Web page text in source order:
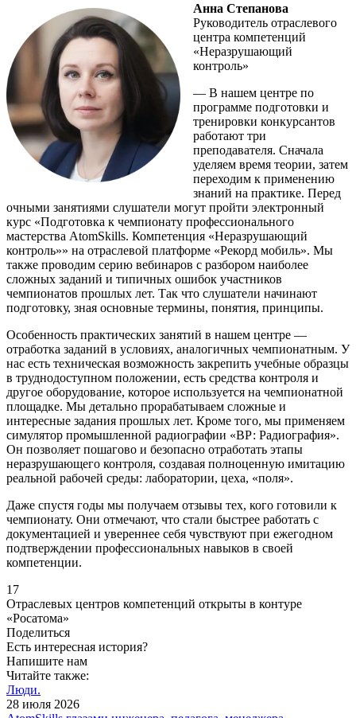
Анна Степанова
Руководитель отраслевого
центра компетенций
«Неразрушающий
контроль»
— В нашем центре по
программе подготовки и
тренировки конкурсантов
работают три
преподавателя. Сначала
уделяем время теории, затем
переходим к применению
знаний на практике. Перед
очными занятиями слушатели могут пройти электронный
курс «Подготовка к чемпионату профессионального
мастерства AtomSkills. Компетенция «Неразрушающий
контроль»» на отраслевой платформе «Рекорд мобиль». Мы
также проводим серию вебинаров с разбором наиболее
сложных заданий и типичных ошибок участников
чемпионатов прошлых лет. Так что слушатели начинают
подготовку, зная основные термины, понятия, принципы.
Особенность практических занятий в нашем центре —
отработка заданий в условиях, аналогичных чемпионатным. У
нас есть техническая возможность закрепить учебные образцы
в труднодоступном положении, есть средства контроля и
другое оборудование, которое используется на чемпионатной
площадке. Мы детально прорабатываем сложные и
интересные задания прошлых лет. Кроме того, мы применяем
симулятор промышленной радиографии «ВР: Радиография».
Он позволяет пошагово и безопасно отработать этапы
неразрушающего контроля, создавая полноценную имитацию
реальной рабочей среды: лаборатории, цеха, «поля».
Даже спустя годы мы получаем отзывы тех, кого готовили к
чемпионату. Они отмечают, что стали быстрее работать с
документацией и увереннее себя чувствуют при ежегодном
подтверждении профессиональных навыков в своей
компетенции.
17
Отраслевых центров компетенций открыты в контуре
«Росатома»
Поделиться
Есть интересная история?
Напишите нам
Читайте также:
Люди.
28 июля 2026